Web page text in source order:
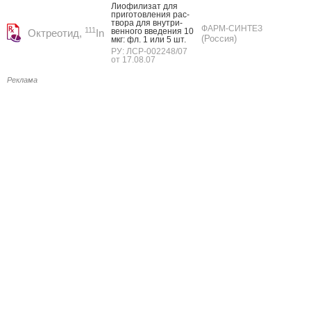
Октреотид, 111 In
Ли­офи­лизат для
при­готов­ле­ния рас­
тво­ра для внут­ри­
вен­но­го вве­дения 10
мкг: фл. 1 или 5 шт.
РУ: ЛСР-002248/07
от 17.08.07
ФАРМ-СИНТЕЗ
(Россия)
Реклама